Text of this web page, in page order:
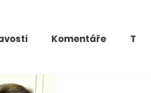
Komentáře T